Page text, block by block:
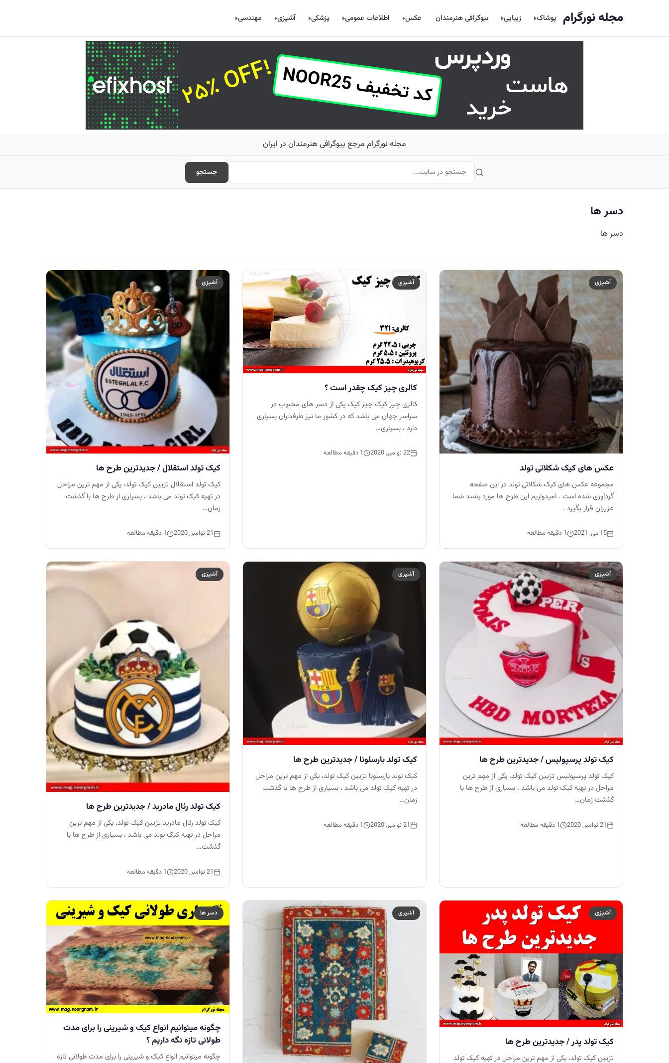
مجله نورگرام پوشاک زیبایی بیوگرافی هنرمندان عکس اطلاعات عمومی پزشکی آشپزی مهندسی
مجله نورگرام مرجع بیوگرافی هنرمندان در ایران
جستجو
دسر ها
دسر ها
آشپزی
عکس های کیک شکلاتی تولد
مجموعه عکس های کیک شکلاتی تولد در این صفحه
گردآوری شده است . امیدواریم این طرح ها مورد پشند شما
عزیزان قرار بگیرد .
15 می, 2021 1 دقیقه مطالعه
آشپزی
کالری چیز کیک چقدر است ؟
کالری چیز کیک چیز کیک یکی از دسر های محبوب در
سراسر جهان می باشد که در کشور ما نیز طرفداران بسیاری
دارد ، بسیاری…
22 نوامبر, 2020 1 دقیقه مطالعه
آشپزی
کیک تولد استقلال / جدیدترین طرح ها
کیک تولد استقلال تزیین کیک تولد، یکی از مهم ترین مراحل
در تهیه کیک تولد می باشد ، بسیاری از طرح ها با گذشت
زمان…
21 نوامبر, 2020 1 دقیقه مطالعه
آشپزی
کیک تولد پرسپولیس / جدیدترین طرح ها
کیک تولد پرسپولیس تزیین کیک تولد، یکی از مهم ترین
مراحل در تهیه کیک تولد می باشد ، بسیاری از طرح ها با
گذشت زمان…
21 نوامبر, 2020 1 دقیقه مطالعه
آشپزی
کیک تولد بارسلونا / جدیدترین طرح ها
کیک تولد بارسلونا تزیین کیک تولد، یکی از مهم ترین مراحل
در تهیه کیک تولد می باشد ، بسیاری از طرح ها با گذشت
زمان…
21 نوامبر, 2020 1 دقیقه مطالعه
آشپزی
کیک تولد رئال مادرید / جدیدترین طرح ها
کیک تولد رئال مادرید تزیین کیک تولد، یکی از مهم ترین
مراحل در تهیه کیک تولد می باشد ، بسیاری از طرح ها با
گذشت…
21 نوامبر, 2020 1 دقیقه مطالعه
آشپزی
کیک تولد پدر / جدیدترین طرح ها
تزیین کیک تولد، یکی از مهم ترین مراحل در تهیه کیک تولد
آشپزی دسر ها
چگونه میتوانیم انواع کیک و شیرینی را برای مدت
طولانی تازه نگه داریم ؟
چگونه میتوانیم انواع کیک و شیرینی را برای مدت طولانی تازه